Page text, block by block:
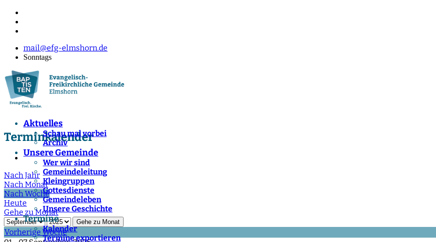
mail@efg-elmshorn.de
Sonntags
Aktuelles
Schau mal vorbei
Archiv
Unsere Gemeinde
Wer wir sind
Gemeindeleitung
Kleingruppen
Gottesdienste
Gemeindeleben
Unsere Geschichte
Termine
Kalender
Termine exportieren
Terminkalender
Nach Jahr
Nach Monat
Nach Woche
Heute
Gehe zu Monat
Gehe zu Monat
Vorherige Woche